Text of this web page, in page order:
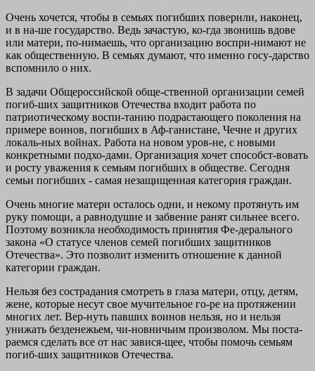
Очень хочется, чтобы в семьях погибших поверили, наконец,
и в на-ше государство. Ведь зачастую, ко-гда звонишь вдове
или матери, по-нимаешь, что организацию воспри-нимают не
как общественную. В семьях думают, что именно госу-дарство
вспомнило о них.
В задачи Общероссийской обще-ственной организации семей
погиб-ших защитников Отечества входит работа по
патриотическому воспи-танию подрастающего поколения на
примере воинов, погибших в Аф-ганистане, Чечне и других
локаль-ных войнах. Работа на новом уров-не, с новыми
конкретными подхо-дами. Организация хочет способст-вовать
и росту уважения к семьям погибших в обществе. Сегодня
семьи погибших - самая незащищенная категория граждан.
Очень многие матери осталось одни, и некому протянуть им
руку помощи, а равнодушие и забвение ранят сильнее всего.
Поэтому возникла необходимость принятия Фе-дерального
закона «О статусе членов семей погибших защитников
Отечества». Это позволит изменить отношение к данной
категории граждан.
Нельзя без сострадания смотреть в глаза матери, отцу, детям,
жене, которые несут свое мучительное го-ре на протяжении
многих лет. Вер-нуть павших воинов нельзя, но и нельзя
унижать безденежьем, чи-новничьим произволом. Мы поста-
раемся сделать все от нас завися-щее, чтобы помочь семьям
погиб-ших защитников Отечества.